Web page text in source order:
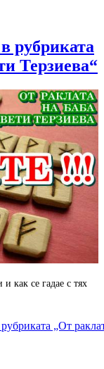
рубриката
Терзиева“
как се гадае с тях
„От